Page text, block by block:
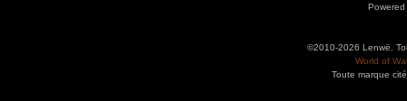
©2010-2026 Lenwë.
World of
Toute marque